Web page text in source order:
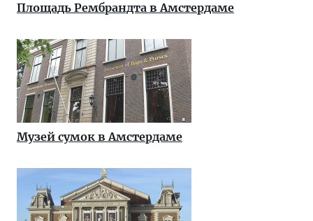
Площадь Рембрандта в Амстердаме
Музей сумок в Амстердаме